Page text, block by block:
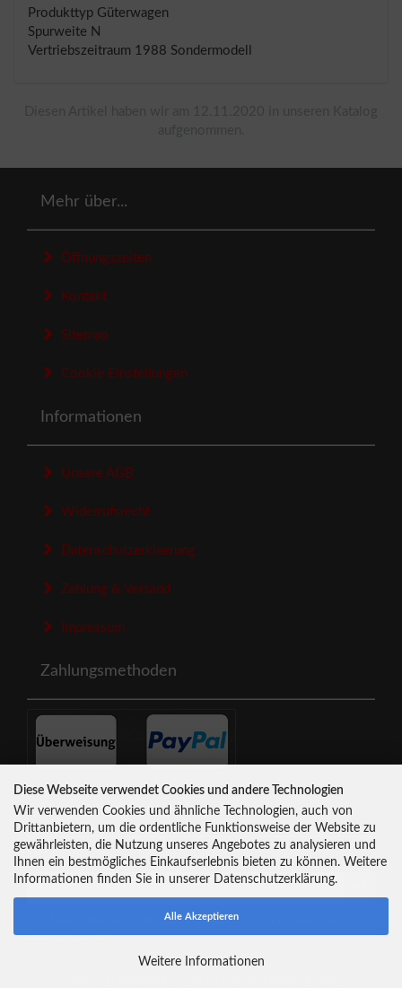
Produkttyp Güterwagen
Spurweite N
Vertriebszeitraum 1988 Sondermodell
Mehr über...
Öffnungszeiten
Kontakt
Sitemap
Cookie Einstellungen
Informationen
Unsere AGB
Widerrufsrecht
Datenschutzerklaerung
Zahlung & Versand
Impressum
Zahlungsmethoden
Newsletter-Anmeldung
E-Mail-Adresse:
Der Newsletter kann jederzeit hier oder in Ihrem Kundenkonto
abbestellt werden.
Diese Webseite verwendet Cookies und andere Technologien
Wir verwenden Cookies und ähnliche Technologien, auch von
Drittanbietern, um die ordentliche Funktionsweise der Website zu
gewährleisten, die Nutzung unseres Angebotes zu analysieren und
Ihnen ein bestmögliches Einkaufserlebnis bieten zu können. Weitere
Informationen finden Sie in unserer Datenschutzerklärung.
Alle Akzeptieren
Weitere Informationen